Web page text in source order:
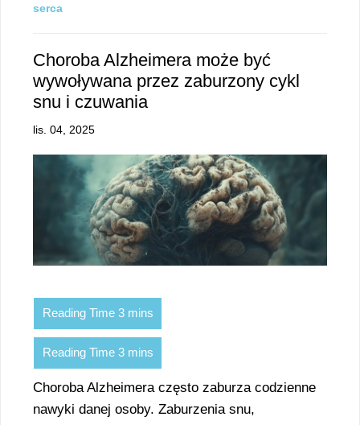
serca
Choroba Alzheimera może być
wywoływana przez zaburzony cykl
snu i czuwania
lis. 04, 2025
Choroba Alzheimera często zaburza codzienne
nawyki danej osoby. Zaburzenia snu,